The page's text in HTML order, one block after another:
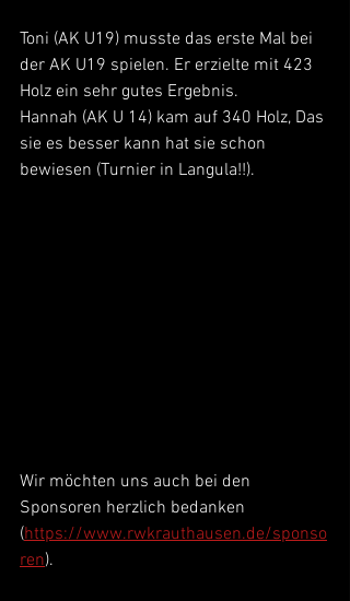
Toni (AK U19) musste das erste Mal bei
der AK U19 spielen. Er erzielte mit 423
Holz ein sehr gutes Ergebnis.
Hannah (AK U 14) kam auf 340 Holz, Das
sie es besser kann hat sie schon
bewiesen (Turnier in Langula!!).
Wir möchten uns auch bei den
Sponsoren herzlich bedanken
(https://www.rwkrauthausen.de/sponso
ren).